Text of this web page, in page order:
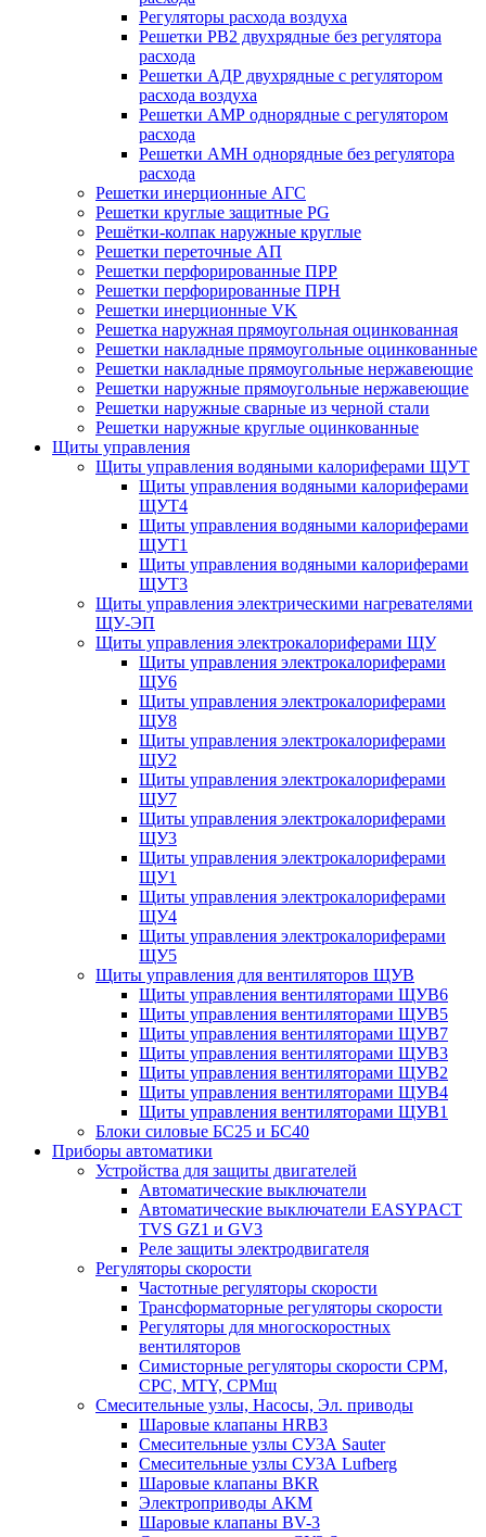
Регуляторы расхода воздуха
Решетки РВ2 двухрядные без регулятора
расхода
Решетки АДР двухрядные с регулятором
расхода воздуха
Решетки АМР однорядные с регулятором
расхода
Решетки АМН однорядные без регулятора
расхода
Решетки инерционные АГС
Решетки круглые защитные PG
Решётки-колпак наружные круглые
Решетки переточные АП
Решетки перфорированные ПРР
Решетки перфорированные ПРН
Решетки инерционные VK
Решетка наружная прямоугольная оцинкованная
Решетки накладные прямоугольные оцинкованные
Решетки накладные прямоугольные нержавеющие
Решетки наружные прямоугольные нержавеющие
Решетки наружные сварные из черной стали
Решетки наружные круглые оцинкованные
Щиты управления
Щиты управления водяными калориферами ЩУТ
Щиты управления водяными калориферами
ЩУТ4
Щиты управления водяными калориферами
ЩУТ1
Щиты управления водяными калориферами
ЩУТ3
Щиты управления электрическими нагревателями
ЩУ-ЭП
Щиты управления электрокалориферами ЩУ
Щиты управления электрокалориферами
ЩУ6
Щиты управления электрокалориферами
ЩУ8
Щиты управления электрокалориферами
ЩУ2
Щиты управления электрокалориферами
ЩУ7
Щиты управления электрокалориферами
ЩУ3
Щиты управления электрокалориферами
ЩУ1
Щиты управления электрокалориферами
ЩУ4
Щиты управления электрокалориферами
ЩУ5
Щиты управления для вентиляторов ЩУВ
Щиты управления вентиляторами ЩУВ6
Щиты управления вентиляторами ЩУВ5
Щиты управления вентиляторами ЩУВ7
Щиты управления вентиляторами ЩУВ3
Щиты управления вентиляторами ЩУВ2
Щиты управления вентиляторами ЩУВ4
Щиты управления вентиляторами ЩУВ1
Блоки силовые БС25 и БС40
Приборы автоматики
Устройства для защиты двигателей
Автоматические выключатели
Автоматические выключатели EASYPACT
TVS GZ1 и GV3
Реле защиты электродвигателя
Регуляторы скорости
Частотные регуляторы скорости
Трансформаторные регуляторы скорости
Регуляторы для многоскоростных
вентиляторов
Симисторные регуляторы скорости СРМ,
СРС, MTY, СРМщ
Смесительные узлы, Насосы, Эл. приводы
Шаровые клапаны HRB3
Смесительные узлы СУ3А Sauter
Смесительные узлы СУ3А Lufberg
Шаровые клапаны BKR
Электроприводы AKM
Шаровые клапаны BV-3